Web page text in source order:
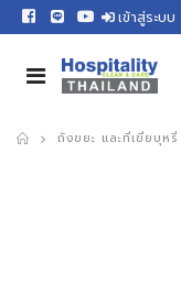
เข้าสู่ระบบ
ถังขยะ และที่เขี่ยบุหรี่